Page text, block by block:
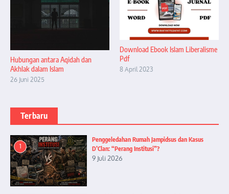
Hubungan antara Aqidah dan
Akhlak dalam Islam
26 Juni 2025
Download Ebook Islam Liberalisme
Pdf
8 April 2023
Terbaru
1
Penggeledahan Rumah Jampidsus dan Kasus
D’Clan: “Perang Institusi”?
9 Juli 2026